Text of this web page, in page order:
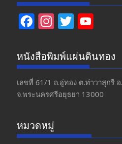
F
e
b
o
o
In
a
gr
a
m
T
itt
er
u
T
u
b
หนังสือพิมพ์แผ่นดินทอง
เลขที่ 61/1 ถ.อู่ทอง​ ต.​ท่าวาสุกรี​
จ.พระนครศรีอยุธยา 13000
หมวดหมู่